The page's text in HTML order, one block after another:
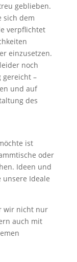
geblieben.
sich dem
verpflichtet
einzusetzen.
noch
gereicht –
und auf
des
ist
oder
Ideen und
unsere Ideale
wir nicht nur
auch mit